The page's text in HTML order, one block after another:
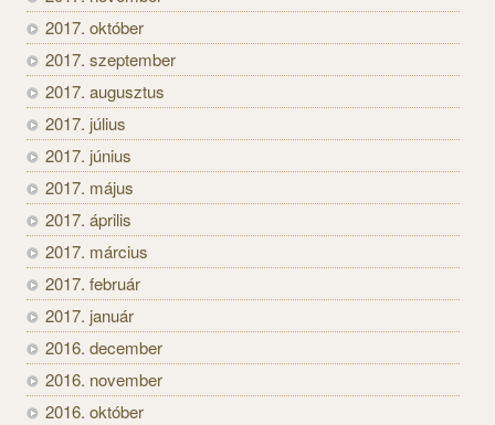
2017. október
2017. szeptember
2017. augusztus
2017. július
2017. június
2017. május
2017. április
2017. március
2017. február
2017. január
2016. december
2016. november
2016. október